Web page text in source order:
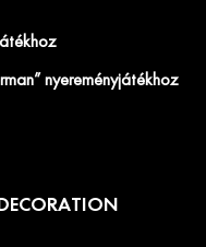
nyereményjátékhoz